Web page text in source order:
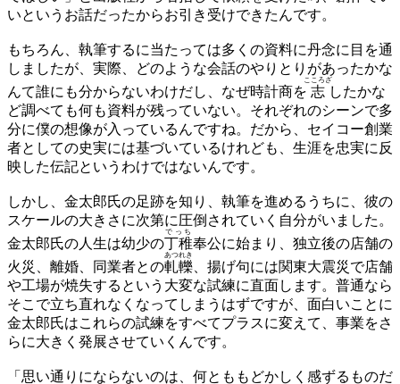
いというお話だったからお引き受けできたんです。
もちろん、執筆するに当たっては多くの資料に丹念に目を通
しましたが、実際、どのような会話のやりとりがあったかな
んて誰にも分からないわけだし、なぜ時計商を 志
こころざ
したかな
ど調べても何も資料が残っていない。それぞれのシーンで多
分に僕の想像が入っているんですね。だから、セイコー創業
者としての史実には基づいているけれども、生涯を忠実に反
映した伝記というわけではないんです。
しかし、金太郎氏の足跡を知り、執筆を進めるうちに、彼の
スケールの大きさに次第に圧倒されていく自分がいました。
金太郎氏の人生は幼少の丁稚
でっち
奉公に始まり、独立後の店舗の
火災、離婚、同業者との軋
あつ
轢
れき
、揚げ句には関東大震災で店舗
や工場が焼失するという大変な試練に直面します。普通なら
そこで立ち直れなくなってしまうはずですが、面白いことに
金太郎氏はこれらの試練をすべてプラスに変えて、事業をさ
らに大きく発展させていくんです。
「思い通りにならないのは、何とももどかしく感ずるものだ